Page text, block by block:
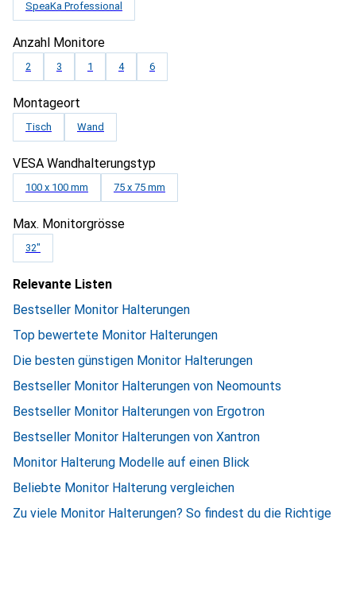
SpeaKa Professional
Anzahl Monitore
2 3 1 4 6
Montageort
Tisch Wand
VESA Wandhalterungstyp
100 x 100 mm 75 x 75 mm
Max. Monitorgrösse
32"
Relevante Listen
Bestseller Monitor Halterungen
Top bewertete Monitor Halterungen
Die besten günstigen Monitor Halterungen
Bestseller Monitor Halterungen von Neomounts
Bestseller Monitor Halterungen von Ergotron
Bestseller Monitor Halterungen von Xantron
Monitor Halterung Modelle auf einen Blick
Beliebte Monitor Halterung vergleichen
Zu viele Monitor Halterungen? So findest du die Richtige